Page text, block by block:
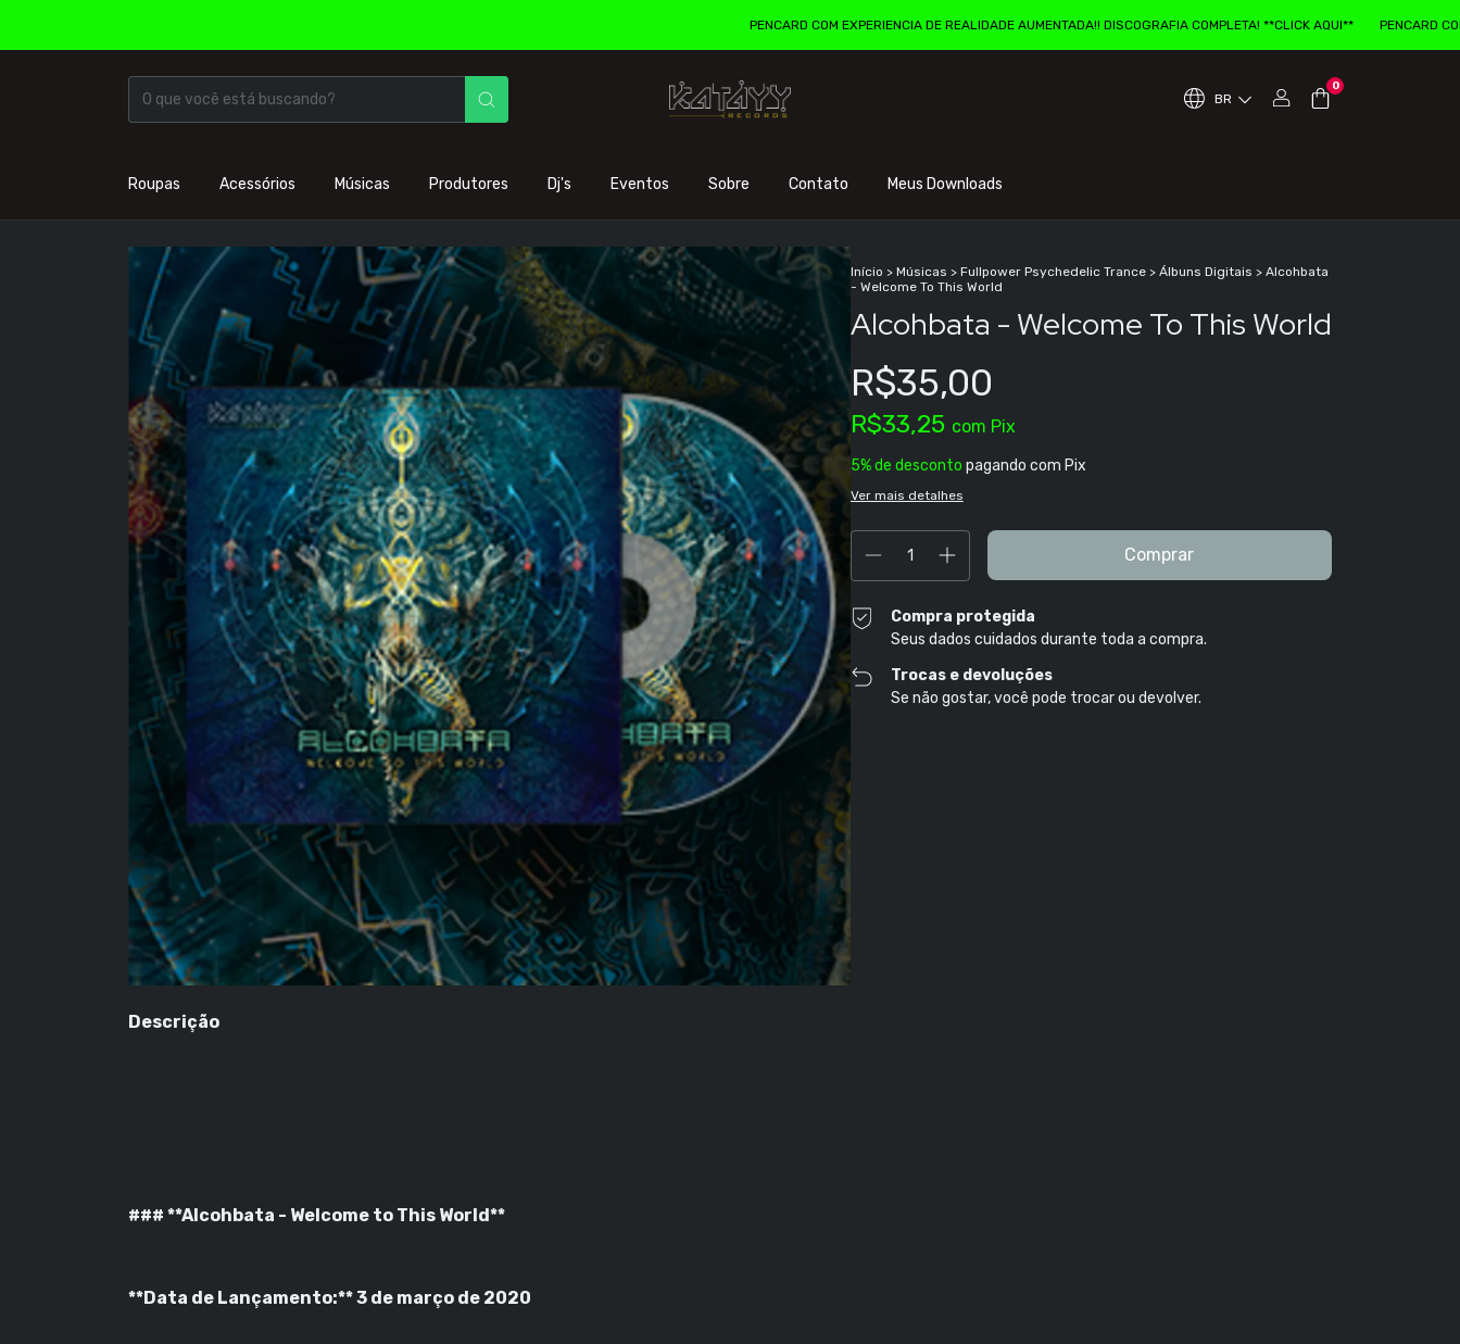
PENCARD COM EXPERIENCIA DE REALIDADE AUMENTADA!! DISCOGRAFIA COMPLETA! **CLICK AQUI** PENCARD COM
BR
0
Roupas Acessórios Músicas Produtores Dj's Eventos Sobre Contato Meus Downloads
Início > Músicas > Fullpower Psychedelic Trance > Álbuns Digitais > Alcohbata
- Welcome To This World
Alcohbata - Welcome To This World
R$35,00
R$33,25 com Pix
5% de desconto pagando com Pix
Ver mais detalhes
Compra protegida
Seus dados cuidados durante toda a compra.
Trocas e devoluções
Se não gostar, você pode trocar ou devolver.
Descrição
### **Alcohbata - Welcome to This World**
**Data de Lançamento:** 3 de março de 2020